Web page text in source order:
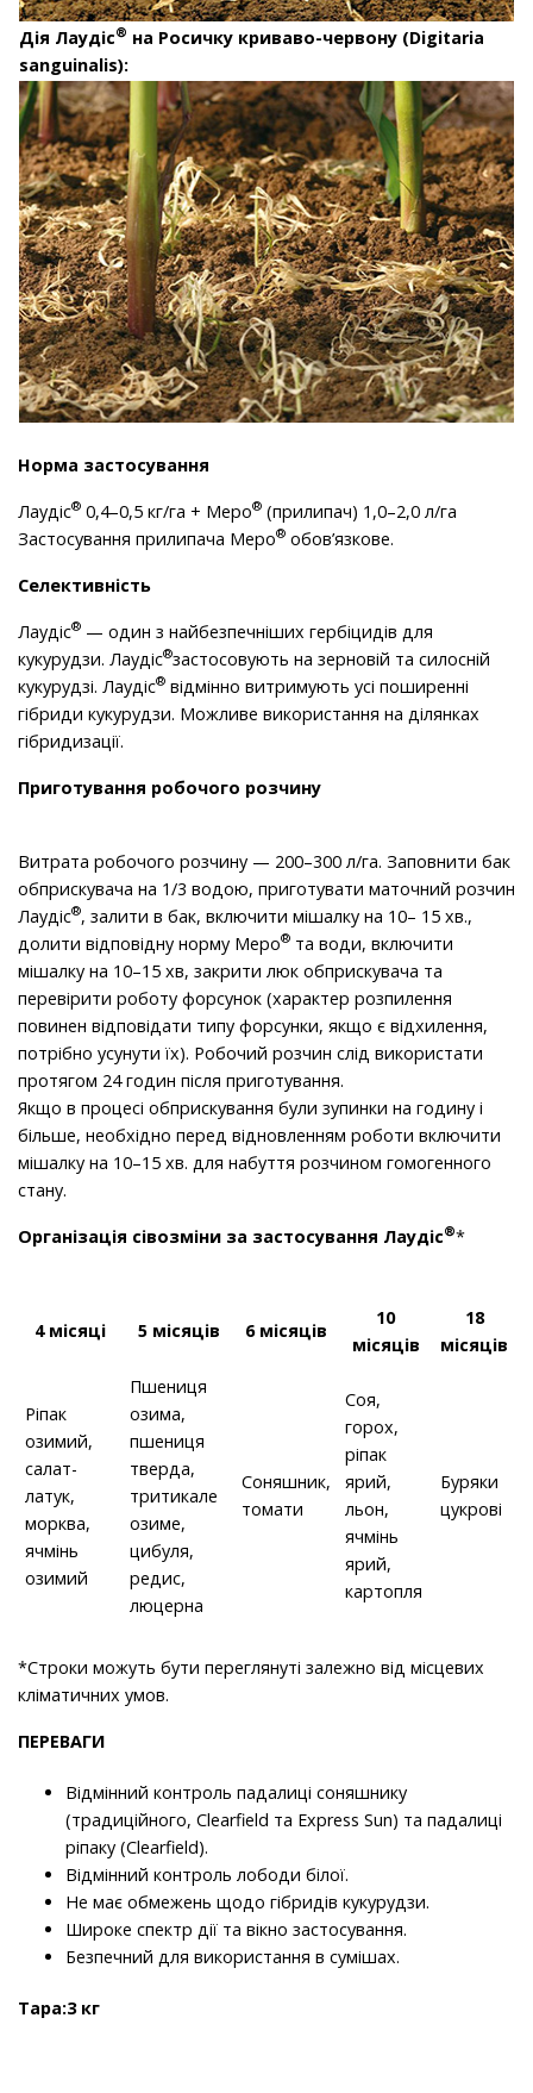
Дія Лаудіс® на Росичку криваво-червону (Digitaria
sanguinalis):
Норма застосування
Лаудіс® 0,4–0,5 кг/га + Меро® (прилипач) 1,0–2,0 л/га
Застосування прилипача Меро® обов’язкове.
Селективність
Лаудіс® — один з найбезпечніших гербіцидів для
кукурудзи. Лаудіс®застосовують на зерновій та силосній
кукурудзі. Лаудіс® відмінно витримують усі поширенні
гібриди кукурудзи. Можливе використання на ділянках
гібридизації.
Приготування робочого розчину
Витрата робочого розчину — 200–300 л/га. Заповнити бак
обприскувача на 1/3 водою, приготувати маточний розчин
Лаудіс®, залити в бак, включити мішалку на 10– 15 хв.,
долити відповідну норму Меро® та води, включити
мішалку на 10–15 хв, закрити люк обприскувача та
перевірити роботу форсунок (характер розпилення
повинен відповідати типу форсунки, якщо є відхилення,
потрібно усунути їх). Робочий розчин слід використати
протягом 24 годин після приготування.
Якщо в процесі обприскування були зупинки на годину і
більше, необхідно перед відновленням роботи включити
мішалку на 10–15 хв. для набуття розчином гомогенного
стану.
Організація сівозміни за застосування Лаудіс®*
4 місяці 5 місяців 6 місяців
10
місяців
18
місяців
Ріпак
озимий,
салат-
латук,
морква,
ячмінь
озимий
Пшениця
озима,
пшениця
тверда,
тритикале
озиме,
цибуля,
редис,
люцерна
Соняшник,
томати
Соя,
горох,
ріпак
ярий,
льон,
ячмінь
ярий,
картопля
Буряки
цукрові
*Строки можуть бути переглянуті залежно від місцевих
кліматичних умов.
ПЕРЕВАГИ
Відмінний контроль падалиці соняшнику
(традиційного, Clearfield та Express Sun) та падалиці
ріпаку (Clearfield).
Відмінний контроль лободи білої.
Не має обмежень щодо гібридів кукурудзи.
Широке спектр дії та вікно застосування.
Безпечний для використання в сумішах.
Тара:3 кг